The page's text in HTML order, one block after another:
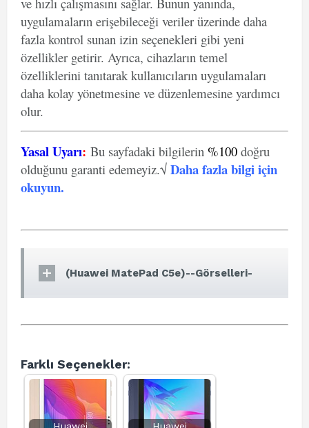
uygulamaların erişebileceği veriler üzerinde daha
fazla kontrol sunan izin seçenekleri gibi yeni
özellikler getirir. Ayrıca, cihazların temel
özelliklerini tanıtarak kullanıcıların uygulamaları
daha kolay yönetmesine ve düzenlemesine yardımcı
olur.
Yasal Uyarı: Bu sayfadaki bilgilerin %100 doğru
olduğunu garanti edemeyiz.√ Daha fazla bilgi için
okuyun.
(Huawei MatePad C5e)--Görselleri-
Farklı Seçenekler: